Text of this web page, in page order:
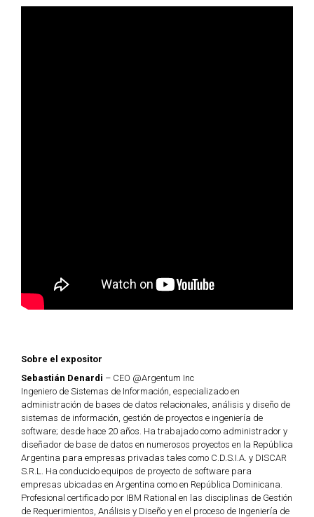
Sobre el expositor
Sebastián Denardi – CEO @Argentum Inc
Ingeniero de Sistemas de Información, especializado en
administración de bases de datos relacionales, análisis y diseño de
sistemas de información, gestión de proyectos e ingeniería de
software; desde hace 20 años. Ha trabajado como administrador y
diseñador de base de datos en numerosos proyectos en la República
Argentina para empresas privadas tales como C.D.S.I.A. y DISCAR
S.R.L. Ha conducido equipos de proyecto de software para
empresas ubicadas en Argentina como en República Dominicana.
Profesional certificado por IBM Rational en las disciplinas de Gestión
de Requerimientos, Análisis y Diseño y en el proceso de Ingeniería de